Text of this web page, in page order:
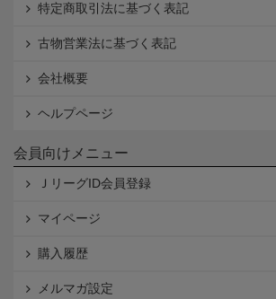
特定商取引法に基づく表記
古物営業法に基づく表記
会社概要
ヘルプページ
会員向けメニュー
ＪリーグID会員登録
マイページ
購入履歴
メルマガ設定